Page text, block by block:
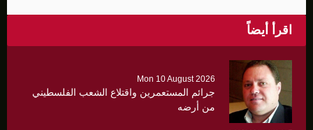
اقرأ أيضاً
Mon 10 August 2026
جرائم المستعمرين واقتلاع الشعب الفلسطيني
من أرضه